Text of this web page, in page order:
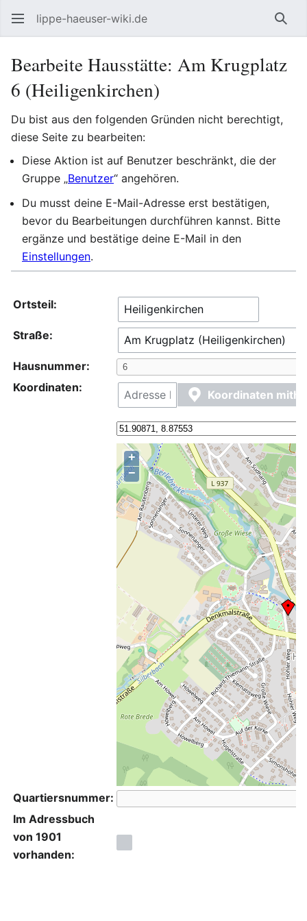
lippe-haeuser-wiki.de
Bearbeite Hausstätte: Am Krugplatz
6 (Heiligenkirchen)
Du bist aus den folgenden Gründen nicht berechtigt,
diese Seite zu bearbeiten:
Diese Aktion ist auf Benutzer beschränkt, die der
Gruppe „Benutzer“ angehören.
Du musst deine E-Mail-Adresse erst bestätigen,
bevor du Bearbeitungen durchführen kannst. Bitte
ergänze und bestätige deine E-Mail in den
Einstellungen.
Ortsteil:
Straße:
Hausnummer:
Koordinaten:
Koordinaten
+
−
Quartiersnummer:
Im Adressbuch
von 1901
vorhanden: